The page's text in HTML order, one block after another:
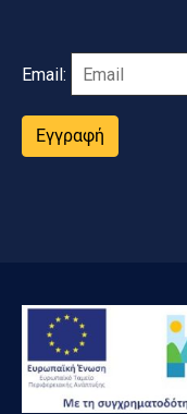
Email:
Εγγραφή